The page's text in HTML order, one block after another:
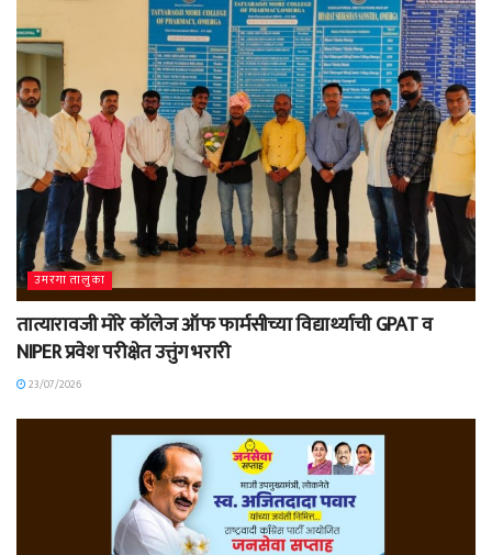
उमरगा तालुका
तात्यारावजी मोरे कॉलेज ऑफ फार्मसीच्या विद्यार्थ्याची GPAT व
NIPER प्रवेश परीक्षेत उत्तुंग भरारी
23/07/2026